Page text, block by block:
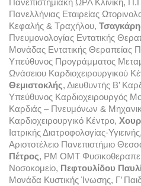
Πανεπιστημιακή ΩΡΛ Κλινική,
Πανελλήνιας Εταιρείας
Κεφαλής & Τραχήλου,
Πνευμονολογίας Εντατικής
Μονάδας Εντατικής Θεραπείας
Υπεύθυνος Προγράμματος
Ωνάσειου Καρδιοχειρουργικού
Θεμιστοκλής, Διευθυντής Β’
Υπεύθυνος Καρδιοχειρουργός
Καρδιάς – Πνευμόνων &
Καρδιοχειρουργικό Κέντρο,
Ιατρικής Διατροφολογίας-
Αριστοτέλειο Πανεπιστήμιο
Πέτρος, PM OMT
Νοσοκομείο, Πεφτουλίδου
Μονάδα Κυστικής Ίνωσης, Γ’